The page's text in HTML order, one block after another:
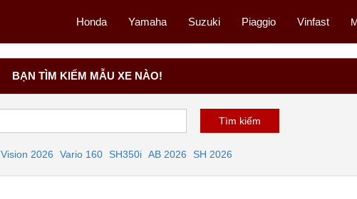
Honda Yamaha Suzuki Piaggio Vinfast
BẠN TÌM KIẾM MẪU XE NÀO!
Vision 2026 Vario 160 SH350i AB 2026 SH 2026